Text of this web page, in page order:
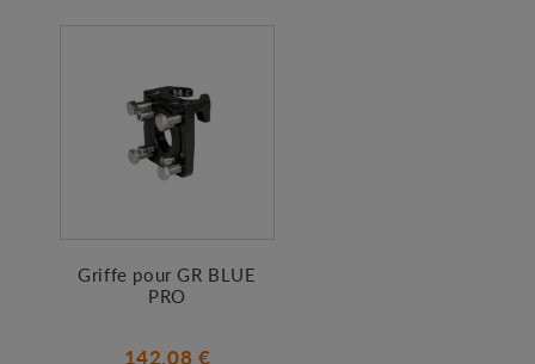
Griffe pour GR BLUE
PRO
142.08 €